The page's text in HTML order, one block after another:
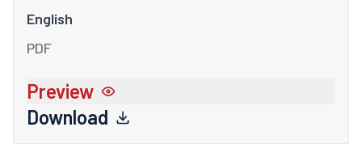
English
PDF
Preview
Download